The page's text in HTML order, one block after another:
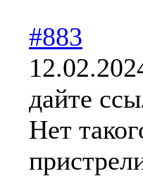
#883
дайте
Нет